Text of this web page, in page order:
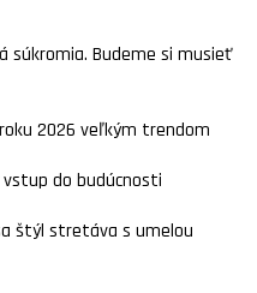
súkromia. Budeme si musieť
2026 veľkým trendom
vstup do budúcnosti
štýl stretáva s umelou